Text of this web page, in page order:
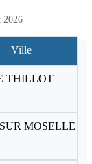
2026
Ville
THILLOT
MOSELLE